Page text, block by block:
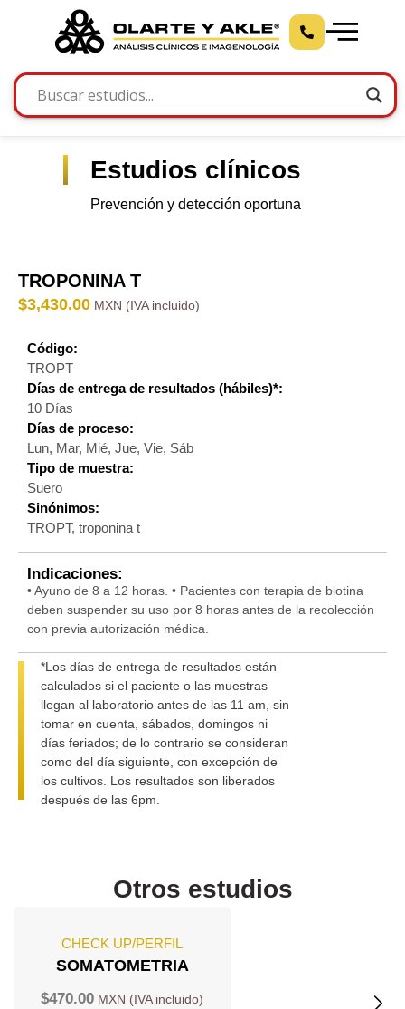
Estudios clínicos
Prevención y detección oportuna
TROPONINA T
$3,430.00
Código:
TROPT
Días de entrega de resultados (hábiles)*:
10 Días
Días de proceso:
Lun, Mar, Mié, Jue, Vie, Sáb
Tipo de muestra:
Suero
Sinónimos:
TROPT, troponina t
Indicaciones:
• Ayuno de 8 a 12 horas. • Pacientes con terapia de biotina
deben suspender su uso por 8 horas antes de la recolección
con previa autorización médica.
*Los días de entrega de resultados están
calculados si el paciente o las muestras
llegan al laboratorio antes de las 11 am, sin
tomar en cuenta, sábados, domingos ni
días feriados; de lo contrario se consideran
como del día siguiente, con excepción de
los cultivos. Los resultados son liberados
después de las 6pm.
Otros estudios
CHECK UP/PERFIL
SOMATOMETRIA
$470.00